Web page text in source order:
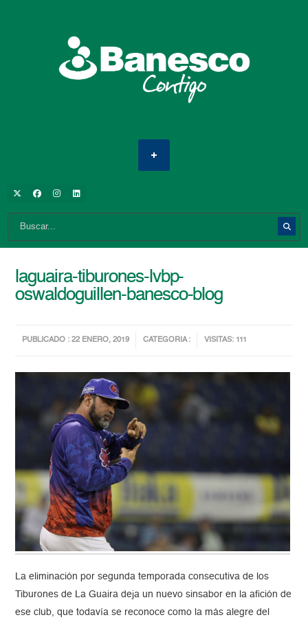
laguaira-tiburones-lvbp-
oswaldoguillen-banesco-blog
PUBLICADO : 22 ENERO, 2019 CATEGORIA : VISITAS: 111
La eliminación por segunda temporada consecutiva de los
Tiburones de La Guaira deja un nuevo sinsabor en la afición de
ese club, que todavía se reconoce como la más alegre del